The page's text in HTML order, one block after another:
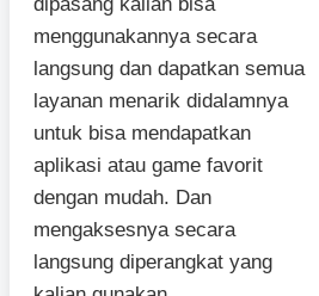
menggunakannya secara
langsung dan dapatkan semua
layanan menarik didalamnya
untuk bisa mendapatkan
aplikasi atau game favorit
dengan mudah. Dan
mengaksesnya secara
langsung diperangkat yang